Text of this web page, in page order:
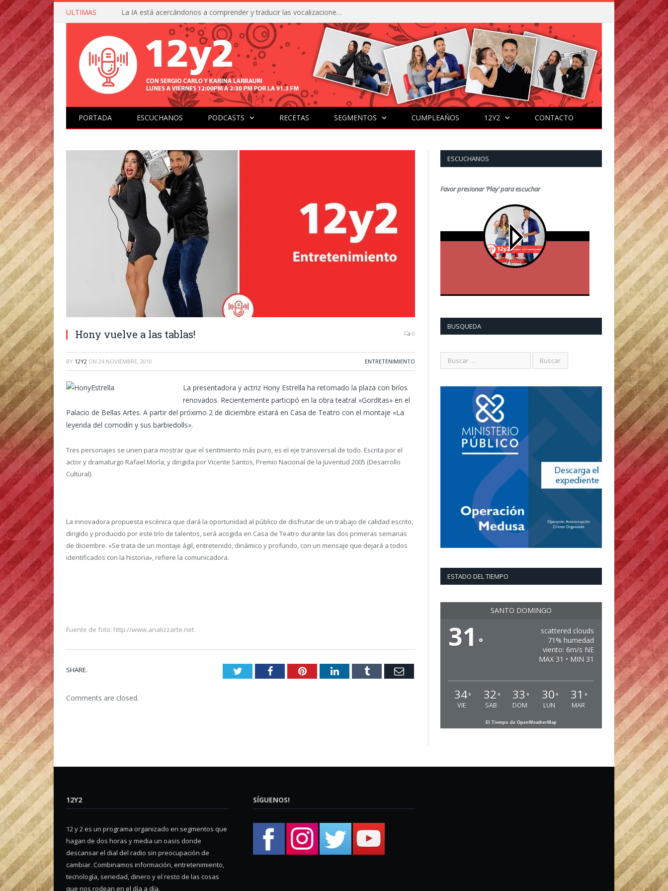
ULTIMAS La IA está acercándonos a comprender y traducir las vocalizaciones y comportamientos de nuestras mascotas
PORTADA ESCUCHANOS PODCASTS RECETAS SEGMENTOS CUMPLEAÑOS 12Y2 CONTACTO
Hony vuelve a las tablas! 0
BY 12Y2 ON 24 NOVIEMBRE, 2010 ENTRETENIMIENTO
La presentadora y actriz Hony Estrella ha retomado la plaza con bríos
renovados. Recientemente participó en la obra teatral «Gorditas» en el
Palacio de Bellas Artes. A partir del próximo 2 de diciembre estará en Casa de Teatro con el montaje «La
leyenda del comodín y sus barbiedolls».
Tres personajes se unen para mostrar que el sentimiento más puro, es el eje transversal de todo. Escrita por el
actor y dramaturgo Rafael Morla; y dirigida por Vicente Santos, Premio Nacional de la Juventud 2005 (Desarrollo
Cultural).
La innovadora propuesta escénica que dará la oportunidad al público de disfrutar de un trabajo de calidad escrito,
dirigido y producido por este trío de talentos, será acogida en Casa de Teatro durante las dos primeras semanas
de diciembre. «Se trata de un montaje ágil, entretenido, dinámico y profundo, con un mensaje que dejará a todos
identificados con la historia», refiere la comunicadora.
Fuente de foto: http://www.analizzarte.net
SHARE. TwitterFacebookPinterestLinkedInTumblr Email
Comments are closed.
ESCUCHANOS
Favor presionar ‘Play’ para escuchar
BUSQUEDA
ESTADO DEL TIEMPO
SANTO DOMINGO
31 °
scattered clouds
71% humedad
viento: 6m/s NE
MAX 31 • MIN 31
34°
VIE
32 °
SAB
33 °
DOM
30 °
LUN
31 °
MAR
El Tiempo de OpenWeatherMap
12Y2
12 y 2 es un programa organizado en segmentos que
hagan de dos horas y media un oasis donde
descansar el dial del radio sin preocupación de
cambiar. Combinamos información, entretenimiento,
tecnología, seriedad, dinero y el resto de las cosas
que nos rodean en el día a día.
SÍGUENOS!